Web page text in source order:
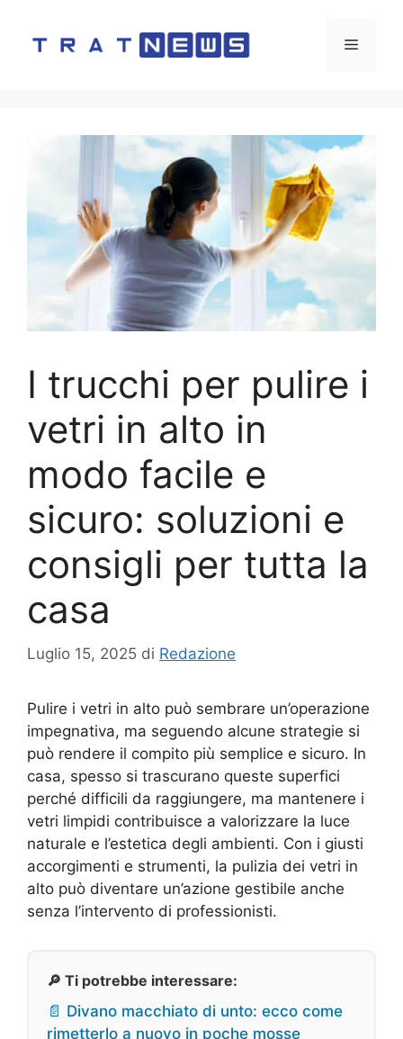
contenuto
Menu
I trucchi per pulire i
vetri in alto in
modo facile e
sicuro: soluzioni e
consigli per tutta la
casa
Luglio 15, 2025 di Redazione
Pulire i vetri in alto può sembrare un’operazione
impegnativa, ma seguendo alcune strategie si
può rendere il compito più semplice e sicuro. In
casa, spesso si trascurano queste superfici
perché difficili da raggiungere, ma mantenere i
vetri limpidi contribuisce a valorizzare la luce
naturale e l’estetica degli ambienti. Con i giusti
accorgimenti e strumenti, la pulizia dei vetri in
alto può diventare un’azione gestibile anche
senza l’intervento di professionisti.
🔎 Ti potrebbe interessare:
📄 Divano macchiato di unto: ecco come
rimetterlo a nuovo in poche mosse